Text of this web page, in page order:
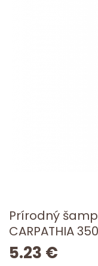
Prírodný
CARPATHIA
5.23 €